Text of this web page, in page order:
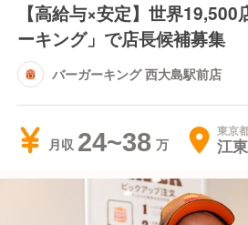
【高給与×安定】世界
ーキング」で店長候補募集
バーガーキング 西大島駅前店
月収 24~38 東京
江